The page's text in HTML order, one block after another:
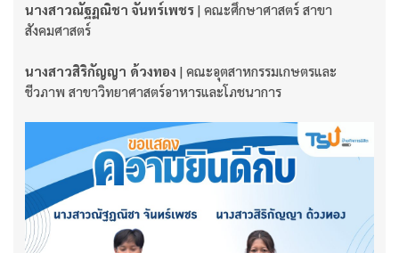
นางสาวณัฐฏณิชา จันทร์เพชร | คณะศึกษาศาสตร์ สาขา
สังคมศาสตร์
นางสาวสิริกัญญา ด้วงทอง | คณะอุตสาหกรรมเกษตรและ
ชีวภาพ สาขาวิทยาศาสตร์อาหารและโภชนาการ